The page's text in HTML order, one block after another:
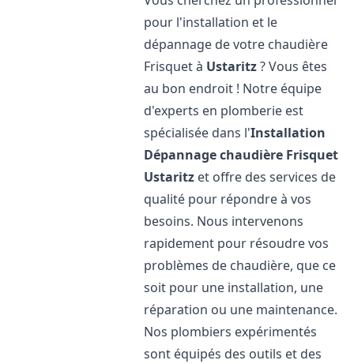
pour l'installation et le
dépannage de votre chaudière
Frisquet à Ustaritz? Vous êtes
au bon endroit ! Notre équipe
d'experts en plomberie est
spécialisée dans l'Installation
Dépannage chaudière Frisquet
Ustaritz et offre des services de
qualité pour répondre à vos
besoins. Nous intervenons
rapidement pour résoudre vos
problèmes de chaudière, que ce
soit pour une installation, une
réparation ou une maintenance.
Nos plombiers expérimentés
sont équipés des outils et des